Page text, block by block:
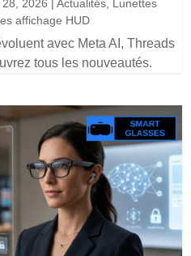
28, 2026 |Actualités
Lunettes
affichage HUD
avec Meta AI, Threads
tous les nouveautés.